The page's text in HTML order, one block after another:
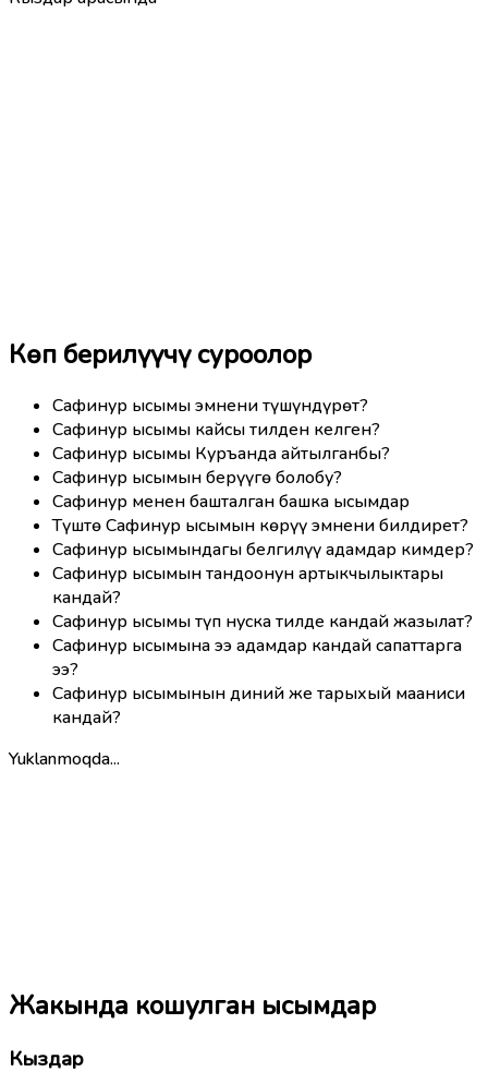
Көп берилүүчү суроолор
Сафинур ысымы эмнени түшүндүрөт?
Сафинур ысымы кайсы тилден келген?
Сафинур ысымы Куръанда айтылганбы?
Сафинур ысымын берүүгө болобу?
Сафинур менен башталган башка ысымдар
Түштө Сафинур ысымын көрүү эмнени билдирет?
Сафинур ысымындагы белгилүү адамдар кимдер?
Сафинур ысымын тандоонун артыкчылыктары
кандай?
Сафинур ысымы түп нуска тилде кандай жазылат?
Сафинур ысымына ээ адамдар кандай сапаттарга
ээ?
Сафинур ысымынын диний же тарыхый мааниси
кандай?
Yuklanmoqda...
Жакында кошулган ысымдар
Кыздар